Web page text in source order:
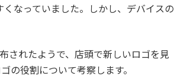
なっていました。しかし、デバイスの
されたようで、店頭で新しいロゴを見
の役割について考察します。